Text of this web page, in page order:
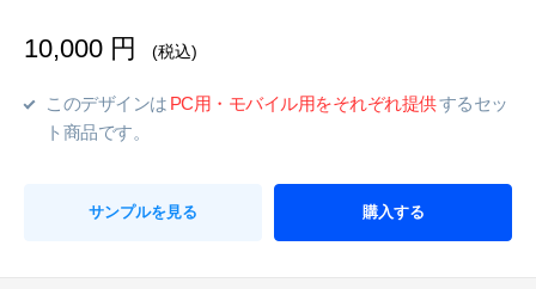
10,000 円 (税込)
このデザインは PC用・モバイル用をそれぞれ提供するセッ
ト商品です。
サンプルを見る 購入する